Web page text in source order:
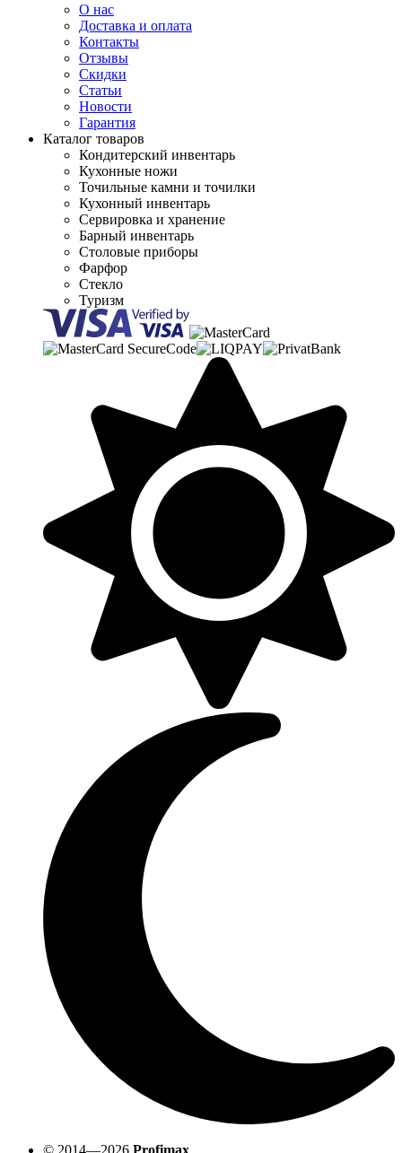
О нас
Доставка и оплата
Контакты
Отзывы
Скидки
Статьи
Новости
Гарантия
Каталог товаров
Кондитерский инвентарь
Кухонные ножи
Точильные камни и точилки
Кухонный инвентарь
Сервировка и хранение
Барный инвентарь
Столовые приборы
Фарфор
Стекло
Туризм
© 2014—2026 Profimax